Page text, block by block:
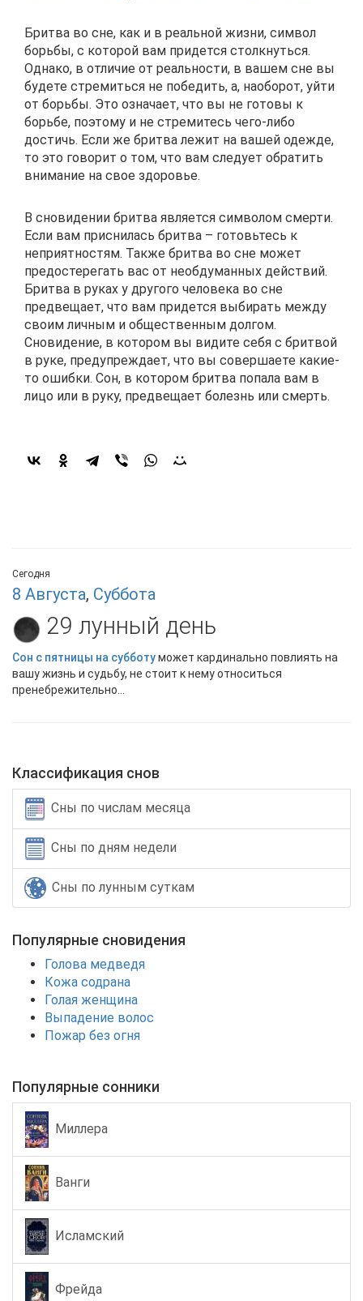
Бритва во сне, как и в реальной жизни, символ
борьбы, с которой вам придется столкнуться.
Однако, в отличие от реальности, в вашем сне вы
будете стремиться не победить, а, наоборот, уйти
от борьбы. Это означает, что вы не готовы к
борьбе, поэтому и не стремитесь чего-либо
достичь. Если же бритва лежит на вашей одежде,
то это говорит о том, что вам следует обратить
внимание на свое здоровье.
В сновидении бритва является символом смерти.
Если вам приснилась бритва – готовьтесь к
неприятностям. Также бритва во сне может
предостерегать вас от необдуманных действий.
Бритва в руках у другого человека во сне
предвещает, что вам придется выбирать между
своим личным и общественным долгом.
Сновидение, в котором вы видите себя с бритвой
в руке, предупреждает, что вы совершаете какие-
то ошибки. Сон, в котором бритва попала вам в
лицо или в руку, предвещает болезнь или смерть.
Сегодня
8 Августа, Суббота
29 лунный день
Сон с пятницы на субботуможет кардинально повлиять на
вашу жизнь и судьбу, не стоит к нему относиться
пренебрежительно...
Классификация снов
Сны по числам месяца
Сны по дням недели
Сны по лунным суткам
Популярные сновидения
Голова медведя
Кожа содрана
Голая женщина
Выпадение волос
Пожар без огня
Популярные сонники
Миллера
Ванги
Исламский
Фрейда